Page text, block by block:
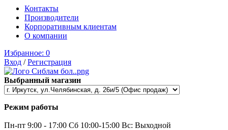
Контакты
Производители
Корпоративным клиентам
О компании
Избранное: 0
Вход /Регистрация
Выбранный магазин
Режим работы
Пн-пт 9:00 - 17:00 Сб 10:00-15:00 Вс: Выходной